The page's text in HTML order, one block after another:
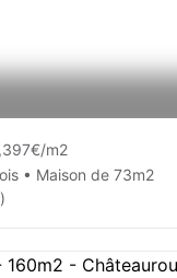
m2
• Maison de 73m2